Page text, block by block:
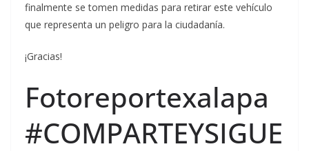
finalmente se tomen medidas para retirar este vehículo
que representa un peligro para la ciudadanía.
¡Gracias!
Fotoreportexalapa
#COMPARTEYSIGUE